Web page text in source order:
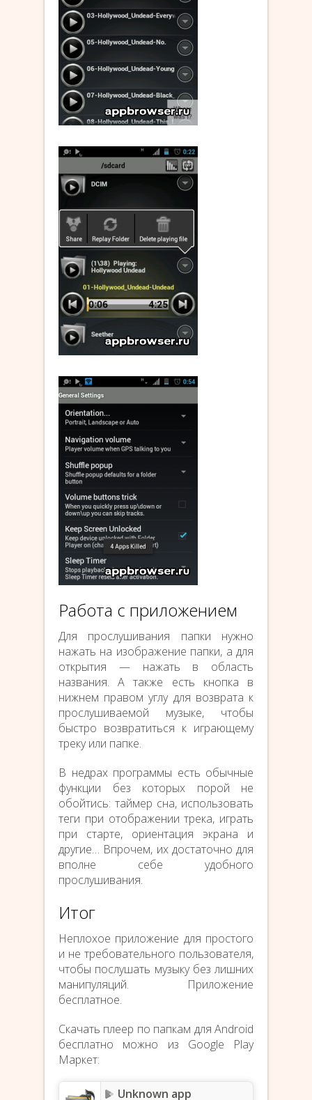
Работа с приложением
Для прослушивания папки нужно
нажать на изображение папки, а для
открытия — нажать в область
названия. А также есть кнопка в
нижнем правом углу для возврата к
прослушиваемой музыке, чтобы
быстро возвратиться к играющему
треку или папке.
В недрах программы есть обычные
функции без которых порой не
обойтись: таймер сна, использовать
теги при отображении трека, играть
при старте, ориентация экрана и
другие… Впрочем, их достаточно для
вполне себе удобного
прослушивания.
Итог
Неплохое приложение для простого
и не требовательного пользователя,
чтобы послушать музыку без лишних
манипуляций. Приложение
бесплатное.
Скачать плеер по папкам для Android
бесплатно можно из Google Play
Маркет:
Unknown app